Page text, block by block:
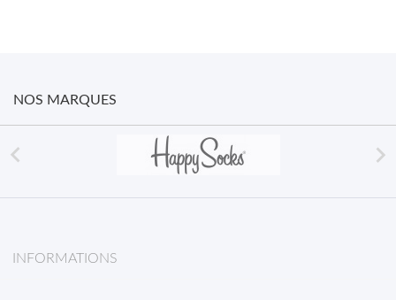
NOS MARQUES
 
INFORMATIONS